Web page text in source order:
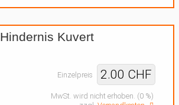
Hindernis Kuvert
Einzelpreis 2.00 CHF
MwSt. wird nicht erhoben. (0 %)